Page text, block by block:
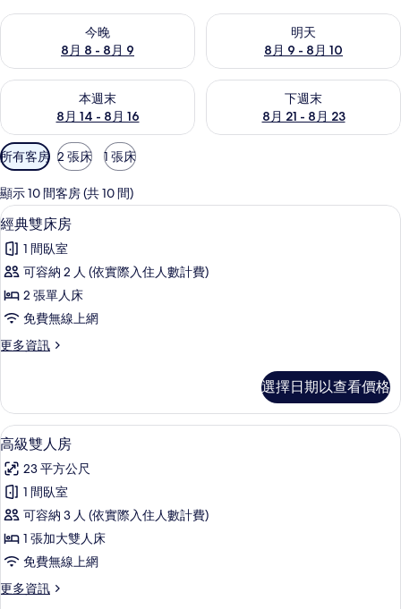
今晚
8月 8 - 8月 9
查看今晚 (8月 8 - 8月 9) 的供應情況
明天
8月 9 - 8月 10
查看明天 (8月 9 - 8月 10) 的供
本週末
8月 14 - 8月 16
查看本週末 (8月 14 - 8月 16) 的供應情況
下週末
8月 21 - 8月 23
查看下週末 (8月 21 - 8月 23)
可
用
的
客
房
篩
選
條
所有客房 2 張床 1 張床
顯示 10 間客房 (共 10 間)
顯
示
經
典
雙
床
房
所
有
相
片
客房內保險箱、書桌、筆電工作空間
5
經典雙床房
1 間臥室
可容納 2 人 (依實際入住人數計費)
2 張單人床
免費無線上網
更多資訊
更
雙
床
房
詳
情
選擇日期以查看價格
顯
示
高
級
雙
人
房
的
高級雙人房 | 客房內保險箱、書桌、
9
高級雙人房
23 平方公尺
1 間臥室
可容納 3 人 (依實際入住人數計費)
1 張加大雙人床
免費無線上網
更多資訊
更